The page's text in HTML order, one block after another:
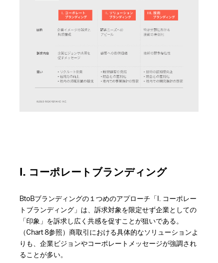
I. コーポレートブランディング
BtoBブランディングの１つめのアプローチ「I. コーポレー
トブランディング」は、訴求対象を限定せず企業としての
「印象」を訴求し広く共感を促すことが狙いである。
（Chart 8参照）商取引における具体的なソリューションよ
りも、企業ビジョンやコーポレートメッセージが強調され
ることが多い。